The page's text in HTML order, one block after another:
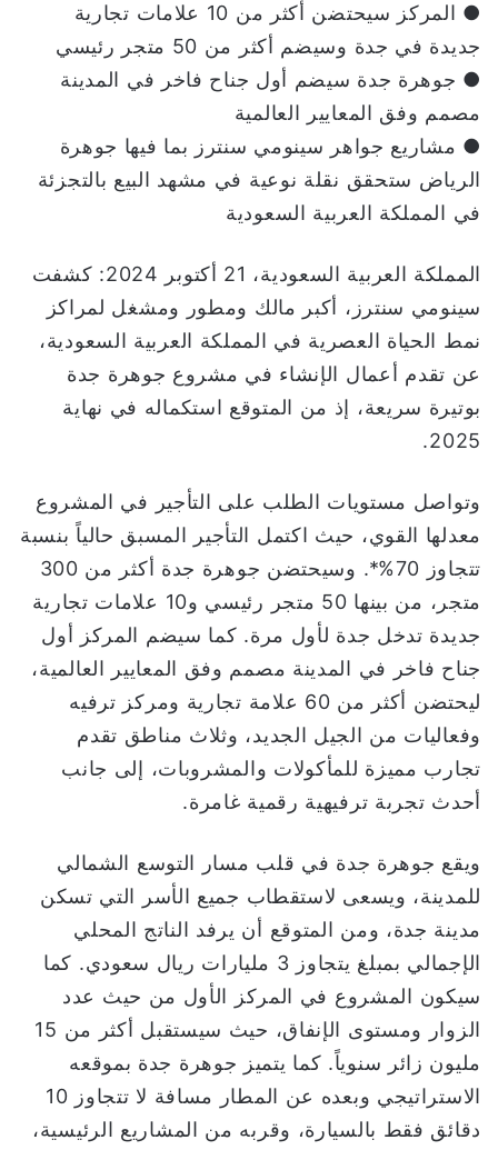
● المركز سيحتضن أكثر من 10 علامات تجارية
جديدة في جدة وسيضم أكثر من 50 متجر رئيسي
● جوهرة جدة سيضم أول جناح فاخر في المدينة
مصمم وفق المعايير العالمية
● مشاريع جواهر سينومي سنترز بما فيها جوهرة
الرياض ستحقق نقلة نوعية في مشهد البيع بالتجزئة
في المملكة العربية السعودية
المملكة العربية السعودية، 21 أكتوبر 2024: كشفت
سينومي سنترز، أكبر مالك ومطور ومشغل لمراكز
نمط الحياة العصرية في المملكة العربية السعودية،
عن تقدم أعمال الإنشاء في مشروع جوهرة جدة
بوتيرة سريعة، إذ من المتوقع استكماله في نهاية
2025.
وتواصل مستويات الطلب على التأجير في المشروع
معدلها القوي، حيث اكتمل التأجير المسبق حالياً بنسبة
تتجاوز 70%*. وسيحتضن جوهرة جدة أكثر من 300
متجر، من بينها 50 متجر رئيسي و10 علامات تجارية
جديدة تدخل جدة لأول مرة. كما سيضم المركز أول
جناح فاخر في المدينة مصمم وفق المعايير العالمية،
ليحتضن أكثر من 60 علامة تجارية ومركز ترفيه
وفعاليات من الجيل الجديد، وثلاث مناطق تقدم
تجارب مميزة للمأكولات والمشروبات، إلى جانب
أحدث تجربة ترفيهية رقمية غامرة.
ويقع جوهرة جدة في قلب مسار التوسع الشمالي
للمدينة، ويسعى لاستقطاب جميع الأسر التي تسكن
مدينة جدة، ومن المتوقع أن يرفد الناتج المحلي
الإجمالي بمبلغ يتجاوز 3 مليارات ريال سعودي. كما
سيكون المشروع في المركز الأول من حيث عدد
الزوار ومستوى الإنفاق، حيث سيستقبل أكثر من 15
مليون زائر سنوياً. كما يتميز جوهرة جدة بموقعه
الاستراتيجي وبعده عن المطار مسافة لا تتجاوز 10
دقائق فقط بالسيارة، وقربه من المشاريع الرئيسية،